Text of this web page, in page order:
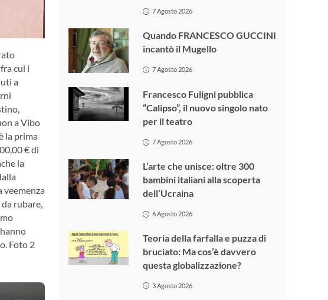
cui i
a
a Vibo
la prima
€ di
la
veemenza
rubare,
Foto 2
7 Agosto 2026
Quando FRANCESCO GUCCINI
incantò il Mugello
7 Agosto 2026
Francesco Fuligni pubblica
“Calipso”, il nuovo singolo nato
per il teatro
7 Agosto 2026
L’arte che unisce: oltre 300
bambini italiani alla scoperta
dell’Ucraina
6 Agosto 2026
Teoria della farfalla e puzza di
bruciato: Ma cos’è davvero
questa globalizzazione?
3 Agosto 2026